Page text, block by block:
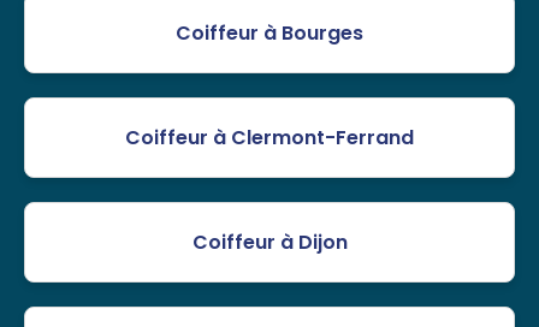
Coiffeur à Bourges
Coiffeur à Clermont-Ferrand
Coiffeur à Dijon